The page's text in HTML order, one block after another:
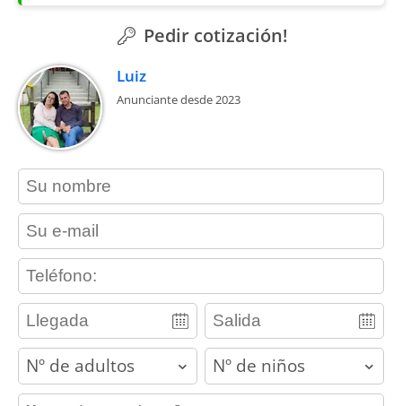
Pedir cotización!
Luiz
Anunciante desde 2023
contact_name
contact_email
contact_phone
adults children
contact_message